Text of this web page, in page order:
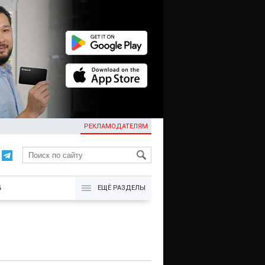
РЕКЛАМОДАТЕЛЯМ
KG
ЕЩЁ РАЗДЕЛЫ